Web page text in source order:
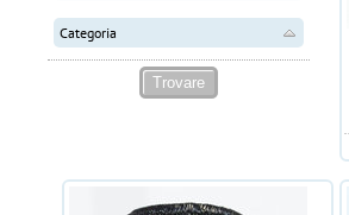
Categoria